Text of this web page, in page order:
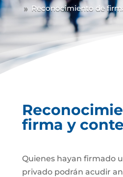
9 Reconocimiento de
firma y
Quienes hayan firmado
privado podrán acudir